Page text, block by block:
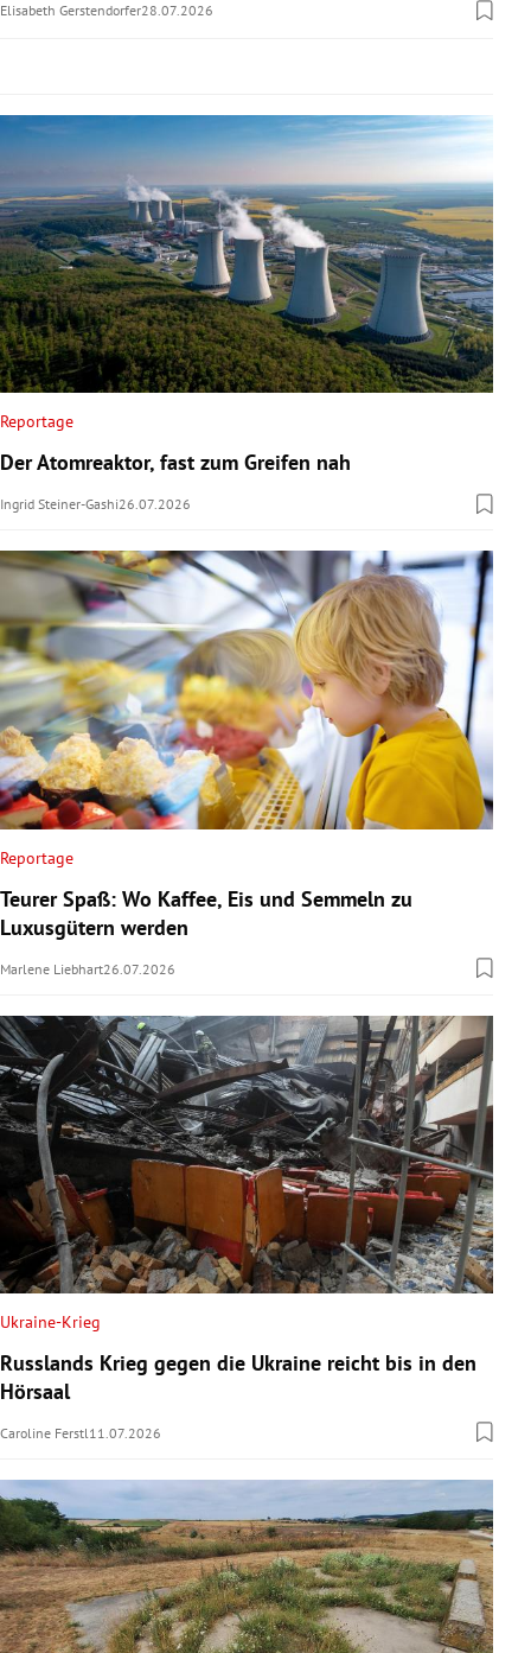
Untermenü
Untermenü
Untermenü
Elisabeth Gerstendorfer28.07.2026
Reportage
Der Atomreaktor, fast zum Greifen nah
Ingrid Steiner-Gashi26.07.2026
Reportage
Teurer Spaß: Wo Kaffee, Eis und Semmeln zu
Luxusgütern werden
Marlene Liebhart26.07.2026
Ukraine-Krieg
Russlands Krieg gegen die Ukraine reicht bis in den
Hörsaal
Caroline Ferstl 11.07.2026